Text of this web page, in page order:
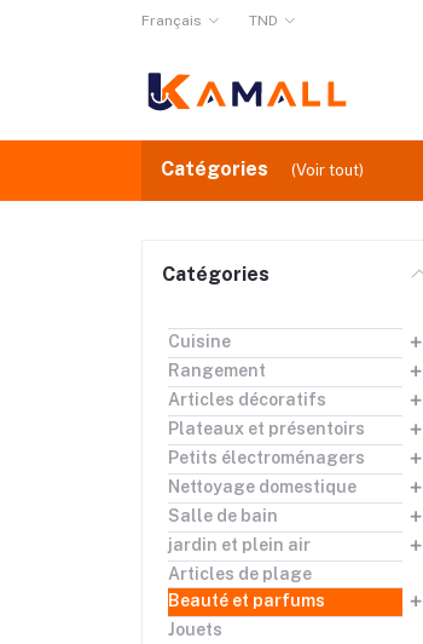
Français TND
Catégories (Voir tout)
Catégories
Cuisine
Rangement
Articles décoratifs
Plateaux et présentoirs
Petits électroménagers
Nettoyage domestique
Salle de bain
jardin et plein air
Articles de plage
Beauté et parfums
Jouets